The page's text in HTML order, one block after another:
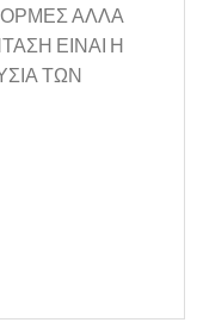
ΑΛΛΑ
ΕΙΝΑΙ Η
ΤΩΝ